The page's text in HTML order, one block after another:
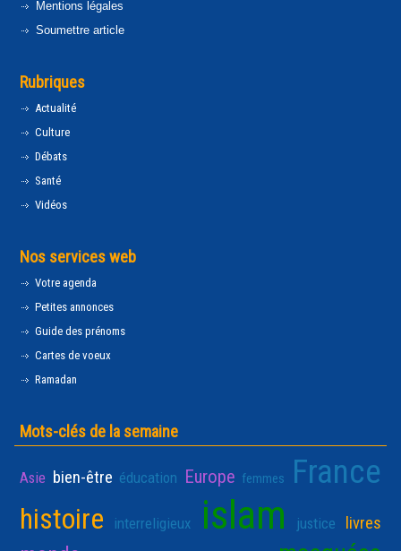
Mentions légales
Soumettre article
Rubriques
Actualité
Culture
Débats
Santé
Vidéos
Nos services web
Votre agenda
Petites annonces
Guide des prénoms
Cartes de voeux
Ramadan
Mots-clés de la semaine
Asie bien-être éducation Europe femmes France
histoire interreligieux islam justice livres